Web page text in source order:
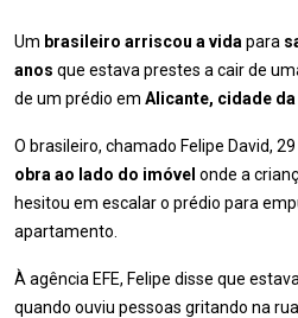
Um brasileiro arriscou a vida para
anos que estava prestes a cair de
de um prédio em Alicante, cidade da
O brasileiro, chamado Felipe David, 29
obra ao lado do imóvel onde a
hesitou em escalar o prédio para
apartamento.
À agência EFE, Felipe disse que
quando ouviu pessoas gritando na